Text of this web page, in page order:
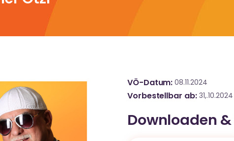
VÖ-Datum 08.11.2024
Vorbestellbar ab 31,.10.2024
Downloaden